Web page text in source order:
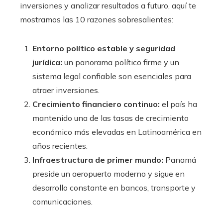
inversiones y analizar resultados a futuro, aquí te
mostramos las 10 razones sobresalientes:
Entorno político estable y seguridad
jurídica: un panorama político firme y un
sistema legal confiable son esenciales para
atraer inversiones.
Crecimiento financiero continuo: el país ha
mantenido una de las tasas de crecimiento
económico más elevadas en Latinoamérica en
años recientes.
Infraestructura de primer mundo: Panamá
preside un aeropuerto moderno y sigue en
desarrollo constante en bancos, transporte y
comunicaciones.